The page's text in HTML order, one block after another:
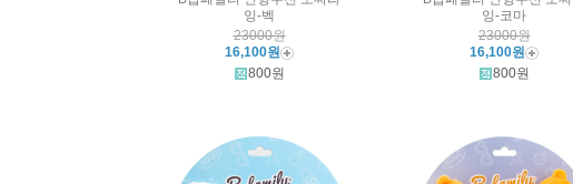
잉-벡
23000원
16,100원
800원
잉-코마
23000원
16,100원
800원